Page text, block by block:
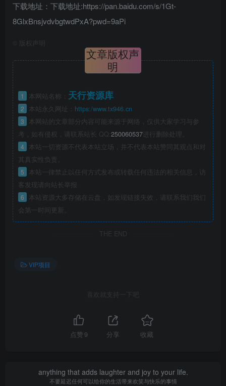
下载地址：下载地址:https://pan.baidu.com/s/1Gt-
8GlxBnsjvdvbgtwdPxA?pwd=9aPi
版权声明
文章版权声
明
1 本网站名称： 天行资源库
2 本站永久网址： https:/www.tx946.cn
3
本网站的文章部分内容可能来源于网络，仅供大家学习与参
考，如有侵权，请联系站长 QQ:250060537进行删除处理。
4
本站一切资源不代表本站立场，并不代表本站赞同其观点和对
其真实性负责。
5
本站一律禁止以任何方式发布或转载任何违法的相关信息，访
客发现请向站长举报
6
本站资源大多存储在云盘，如发现链接失效，请联系我们我们
会第一时间更新。
THE END
VIP项目
喜欢就支持一下吧
点赞 9 分享 收藏
anything that adds laughter and joy to your life.
不要延迟任何可以给你的生活带来欢笑与快乐的事情